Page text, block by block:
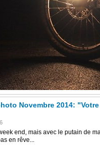
Novembre 2014:
end, mais avec le putain de
en rêve...